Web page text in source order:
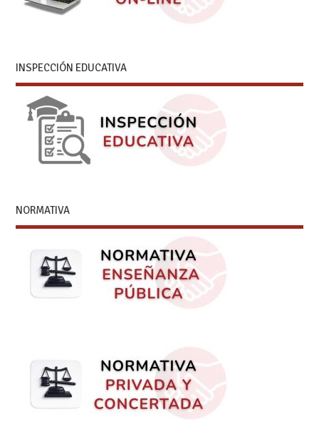
INSPECCIÓN EDUCATIVA
NORMATIVA